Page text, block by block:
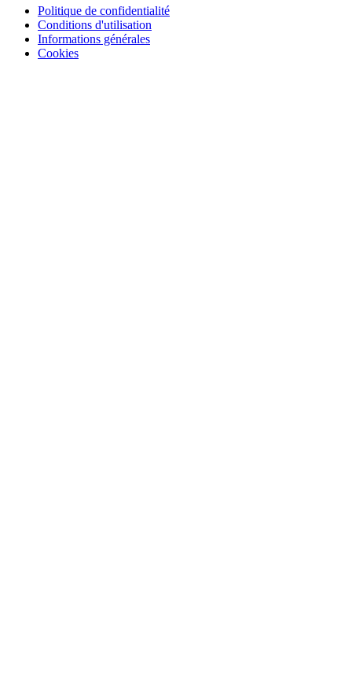
Politique de confidentialité
Conditions d'utilisation
Informations générales
Cookies